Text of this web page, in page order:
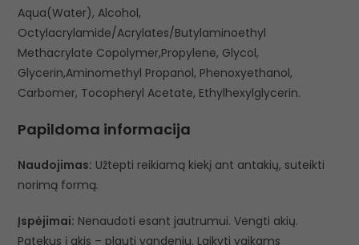
Aqua(Water), Alcohol,
Octylacrylamide/Acrylates/Butylaminoethyl
Methacrylate Copolymer,Propylene, Glycol,
Glycerin,Aminomethyl Propanol, Phenoxyethanol,
Carbomer, Tocopheryl Acetate, Ethylhexylglycerin.
Papildoma informacija
Naudojimas: Užtepti reikiamą kiekį ant antakių, suteikti
norimą formą.
Įspėjimai: Nenaudoti esant jautrumui. Vengti akių.
Patekus į akis – plauti vandeniu. Laikyti vaikams